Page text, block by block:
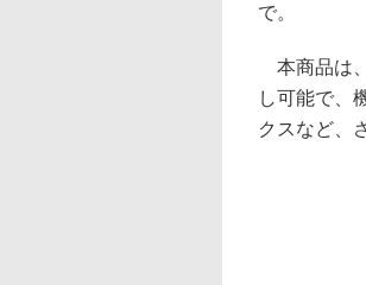
で。
本商品は
し可能で、
クスなど、